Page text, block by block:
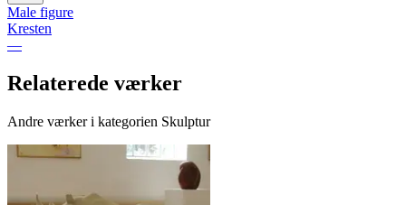
Male figure
Kresten
—
Relaterede værker
Andre værker i kategorien Skulptur